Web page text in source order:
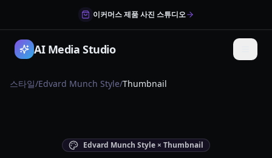
이커머스 제품 사진 스튜디오
AI Media Studio
스타일/Edvard Munch Style/Thumbnail
Edvard Munch Style × Thumbnail